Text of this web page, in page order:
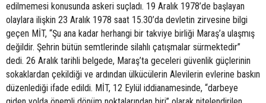
edilmemesi konusunda askeri suçladı. 19 Aralık 1978’de başlayan
olaylara ilişkin 23 Aralık 1978 saat 15.30’da devletin zirvesine bilgi
geçen MİT, “Şu ana kadar herhangi bir takviye birliği Maraş’a ulaşmış
değildir. Şehrin bütün semtlerinde silahlı çatışmalar sürmektedir”
dedi. 26 Aralık tarihli belgede, Maraş’ta geceleri güvenlik güçlerinin
sokaklardan çekildiği ve ardından ülkücülerin Alevilerin evlerine baskın
düzenlediği ifade edildi. MİT, 12 Eylül iddianamesinde, “darbeye